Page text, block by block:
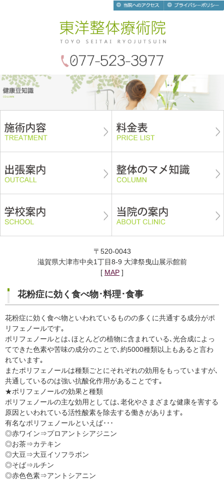
〒520-0043
滋賀県大津市中央1丁目8-9 大津祭曳山展示館前
[ MAP ]
花粉症に効く食べ物･料理･食事
花粉症に効く食べ物といわれているものの多くに共通する成分がポ
リフェノールです｡
ポリフェノールとは､ほとんどの植物に含まれている､光合成によっ
てできた色素や苦味の成分のことで､約5000種類以上もあると言わ
れています｡
またポリフェノールは種類ごとにそれぞれの効用をもっていますが､
共通しているのは強い抗酸化作用があることです｡
★ポリフェノールの効果と種類
ポリフェノールの主な効用としては､老化やさまざまな健康を害する
原因といわれている活性酸素を除去する働きがあります｡
有名なポリフェノールといえば･･･
◎赤ワイン⇒プロアントシアジニン
◎お茶⇒カテキン
◎大豆⇒大豆イソフラボン
◎そば⇒ルチン
◎赤色色素⇒アントシアニン